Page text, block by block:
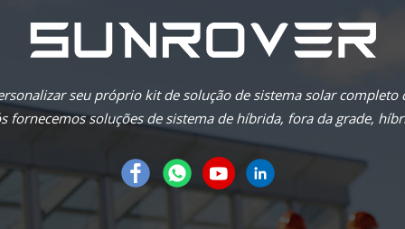
seu próprio kit de solução de sistema solar completo
fornecemos soluções de sistema de híbrida, fora da grade,